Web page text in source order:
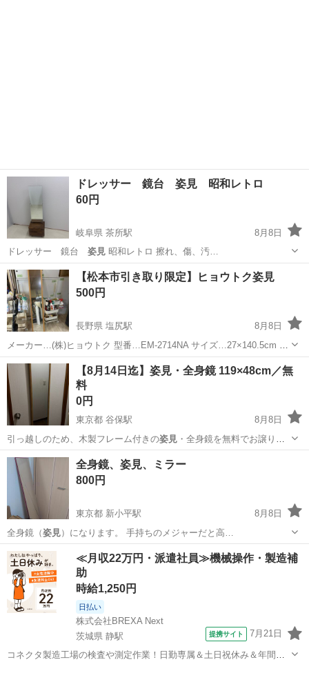
ドレッサー 鏡台 姿見 昭和レトロ
60円
岐阜県 茶所駅
8月8日
ドレッサー 鏡台 姿見 昭和レトロ 擦れ、傷、汚…
岐阜 岐阜市 茶所駅 ミラー/鏡
【松本市引き取り限定】ヒョウトク姿見
500円
長野県 塩尻駅
8月8日
メーカー…(株)ヒョウトク 型番…EM-2714NA サイズ…27×140.5cm 受
付終了していない物はまだ御座いますので出品一覧から過去の商品も
ご覧ください 【状態】 中古品…簡易清掃のみとなりますのでご使用の
前にク...
長野 東筑摩郡 塩尻駅 ミラー/鏡 大型
【8月14日迄】姿見・全身鏡 119×48cm／無
料
0円
東京都 谷保駅
8月8日
引っ越しのため、木製フレーム付きの姿見・全身鏡を無料でお譲りし
ます。 …
東京 国立市 谷保駅 ミラー/鏡
全身鏡、姿見、ミラー
800円
東京都 新小平駅
8月8日
全身鏡（姿見）になります。 手持ちのメジャーだと高…
東京 小平市 新小平駅 ミラー/鏡
≪月収22万円・派遣社員≫機械操作・製造補
助
時給1,250円
日払い
株式会社BREXA Next
茨城県 静駅
提携サイト 7月21日
コネクタ製造工場の検査や測定作業！日勤専属＆土日祝休み＆年間休